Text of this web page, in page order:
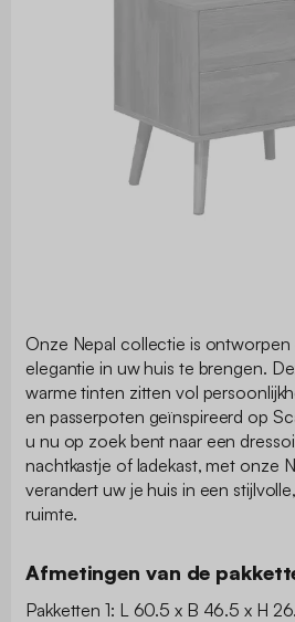
Onze Nepal collectie is ontworpen
elegantie in uw huis te brengen.
warme tinten zitten vol
en passerpoten geïnspireerd op
u nu op zoek bent naar een
nachtkastje of ladekast, met onze
verandert uw je huis in een
ruimte.
Afmetingen van de
Pakketten 1: L 60.5 x B 46.5 x H